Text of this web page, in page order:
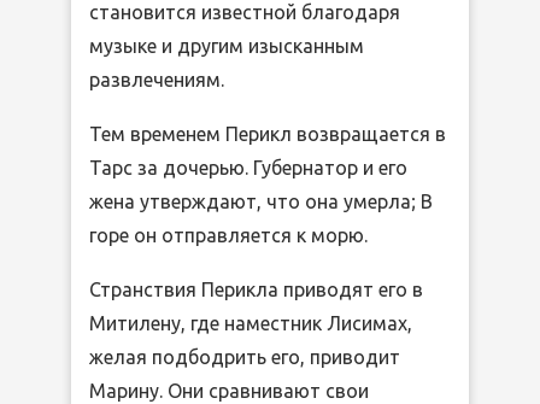
становится известной благодаря
музыке и другим изысканным
развлечениям.
Тем временем Перикл возвращается в
Тарс за дочерью. Губернатор и его
жена утверждают, что она умерла; В
горе он отправляется к морю.
Странствия Перикла приводят его в
Митилену, где наместник Лисимах,
желая подбодрить его, приводит
Марину. Они сравнивают свои